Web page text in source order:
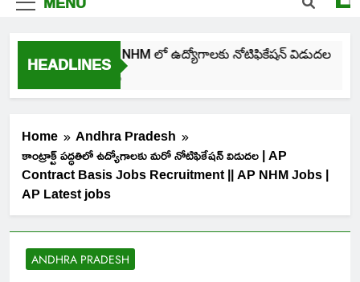
HEADLINES
తెలంగాణ NHM లో ఉద్యోగాలకు నోటిఫికేషన్ విడుదల
Home
Andhra Pradesh
కాంట్రాక్ట్ పద్ధతిలో ఉద్యోగాలకు మరో నోటిఫికేషన్ విడుదల | AP
Contract Basis Jobs Recruitment || AP NHM Jobs |
AP Latest jobs
ANDHRA PRADESH